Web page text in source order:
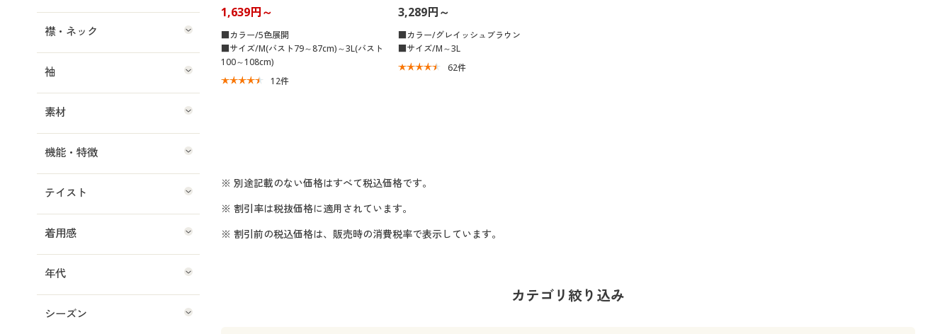
1,639円～
■カラー/5色展開
■サイズ/M(バスト79～87cm)～3L(バスト
100～108cm)
12件
3,289円～
■カラー/グレイッシュブラウン
■サイズ/M～3L
62件
※ 別途記載のない価格はすべて税込価格です。
※ 割引率は税抜価格に適用されています。
※ 割引前の税込価格は、販売時の消費税率で表示しています。
カテゴリ絞り込み
襟・ネック
袖
素材
機能・特徴
テイスト
着用感
年代
シーズン